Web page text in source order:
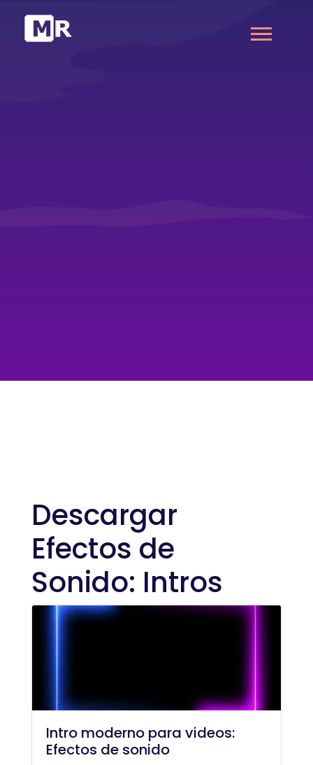
Descargar
Efectos de
Sonido: Intros
Intro moderno para videos:
Efectos de sonido